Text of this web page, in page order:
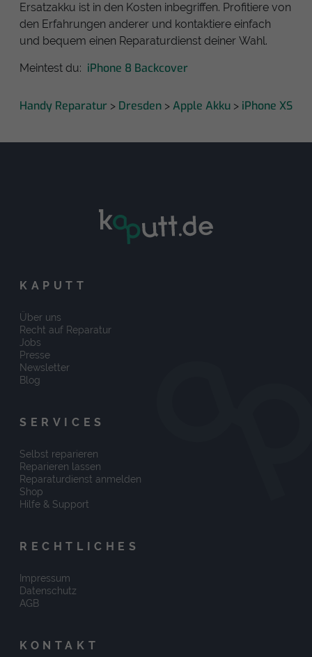
Ersatzakku ist in den Kosten inbegriffen. Profitiere von
den Erfahrungen anderer und kontaktiere einfach
und bequem einen Reparaturdienst deiner Wahl.
Meintest du: iPhone 8 Backcover
Handy Reparatur > Dresden > Apple Akku > iPhone XS
KAPUTT
Über uns
Recht auf Reparatur
Jobs
Presse
Newsletter
Blog
SERVICES
Selbst reparieren
Reparieren lassen
Reparaturdienst anmelden
Shop
Hilfe & Support
RECHTLICHES
Impressum
Datenschutz
AGB
KONTAKT